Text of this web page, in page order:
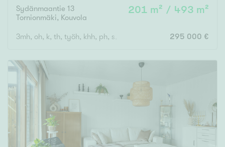
Vain arvokohteet Ei arvokohteita
Kunto
Tyydyttävä
Ominaisuudet
Hissi
Sydänmaantie 13
Tornionmäki, Kouvola
201 m² / 493 m²
3mh, oh, k, th, työh, khh, ph, s, 2 wc, at ja 2mh, oh, k, kph
295 000 €